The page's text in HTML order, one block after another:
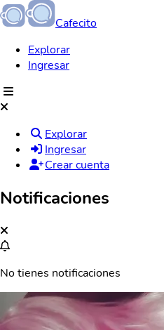
Cafecito
Explorar
Ingresar
Explorar
Ingresar
Crear cuenta
Notificaciones
No tienes notificaciones